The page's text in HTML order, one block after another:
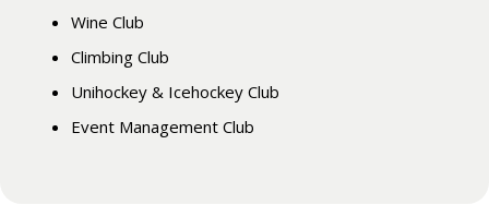
Wine Club
Climbing Club
Unihockey & Icehockey Club
Event Management Club